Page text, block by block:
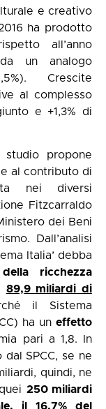
e creativo
ha prodotto
all’anno
un analogo
Crescite
al complesso
e +1,3% di
propone
al contributo di
nei diversi
Fitzcarraldo
dei Beni
Dall’analisi
Italia’ debba
ricchezza
89,9 miliardi di
il Sistema
ha un effetto
pari a 1,8. In
SPCC, se ne
quindi, ne
250 miliardi
il 16,7% del